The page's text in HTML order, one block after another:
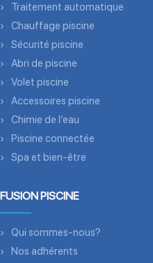
Traitement automatique
Chauffage piscine
Sécurité piscine
Abri de piscine
Volet piscine
Accessoires piscine
Chimie de l’eau
Piscine connectée
Spa et bien-être
FUSION PISCINE
Qui sommes-nous?
Nos adhérents